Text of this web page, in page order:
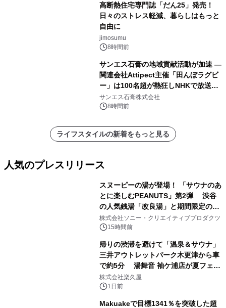
高断熱住宅専門誌「だん25」発売！
日々のストレス軽減、暮らしはもっと
自由に
jimosumu
8時間前
サンエス石膏の地域貢献活動が加速 ―
関連会社Attipect主催「田んぼラグビ
ー」は100名超が熱狂しNHKで放送さ
れました。
サンエス石膏株式会社
8時間前
ライフスタイルの新着をもっと見る
人気のプレスリリース
スヌーピーの湯が登場！ 「サウナのあ
とに楽しむPEANUTS」第2弾 渋谷
の人気銭湯「改良湯」と期間限定のコ
ラボレーション サウナイキタイコラ
ボグッズも発売決定！
株式会社ソニー・クリエイティブプロダクツ
15時間前
帰りの渋滞を避けて「温泉＆サウナ」
三井アウトレットパーク木更津から車
で約5分 湯舞音 袖ケ浦店が夏フェア
メニューを提供
株式会社楽久屋
1日前
Makuakeで目標1341％を突破した超